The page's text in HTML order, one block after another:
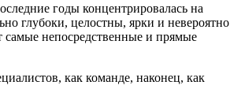
годы концентрировалась на
глубоки, целостны, ярки и невероятно
самые непосредственные и прямые
как команде, наконец, как